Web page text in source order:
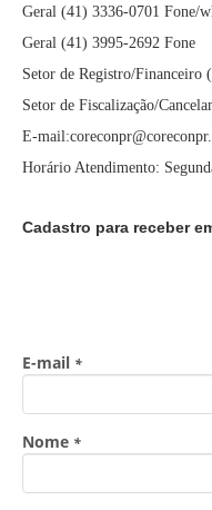
Geral (41) 3336-0701 Fone/
Geral (41) 3995-2692 Fone
Setor de Registro/Financeiro
Setor de Fiscalização/
E-
Horário Atendimento:
Cadastro para receber